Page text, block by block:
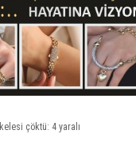
çöktü: 4 yaralı